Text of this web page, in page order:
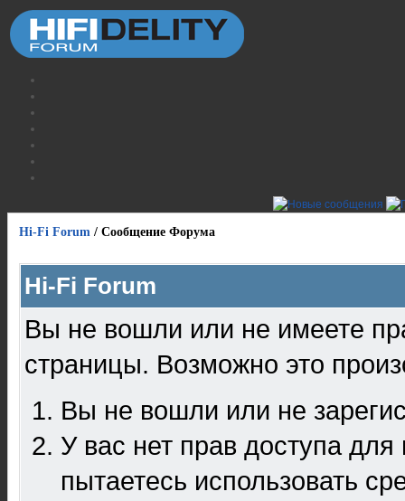
Hi-Fi Forum / Сообщение Форума
Hi-Fi Forum
Вы не вошли или не имеете
страницы. Возможно это
Вы не вошли или не
У вас нет прав доступа
пытаетесь использовать